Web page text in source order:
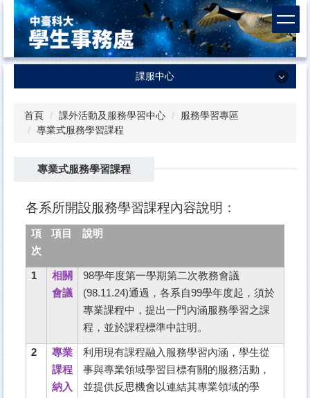
到
主
要
內
課服中心
最新消息
我們的社團
各項就學補助
課服中心法規
學輔工作
學生會財務報表
首頁 課外活動及服務學習中心
服務學習專區
專業式服務學習課程
專業式服務學習課程
各系所開設服務學習課程內容說明：
項
次
項目 說明
1
相關
會議
98學年度第一學期第二次教務會議
(98.11.24)通過，各系自99學年度起，須於
專業課程中，提出一門內涵服務學習之課
程，並於課程標準中註明。
2
專業
課程
納入
利用現有課程融入服務學習內涵，學生從
事與專業領域學習目標有關的服務活動，
並提供反思機會以連結其專業領域的學